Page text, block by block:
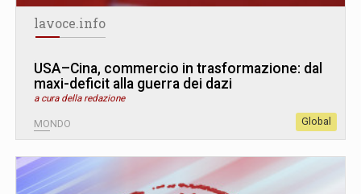
lavoce.info
USA–Cina, commercio in trasformazione: dal
maxi-deficit alla guerra dei dazi
a cura della redazione
MONDO Global